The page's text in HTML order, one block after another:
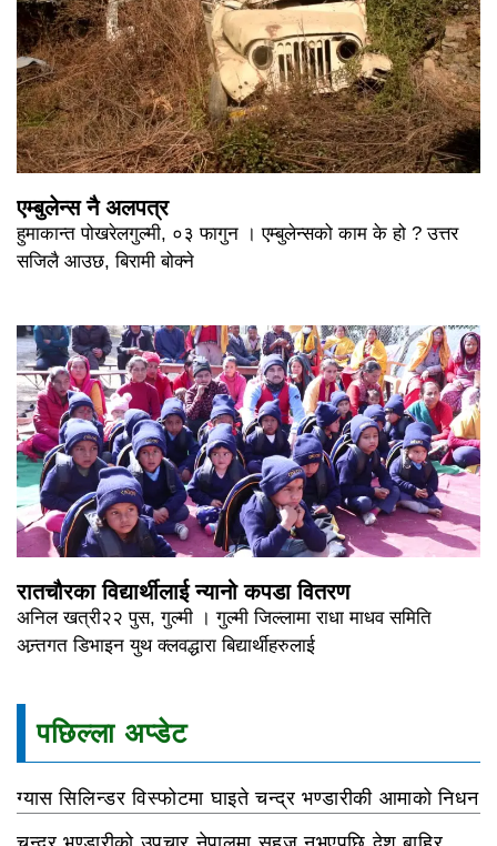
एम्बुलेन्स नै अलपत्र
हुमाकान्त पोखरेलगुल्मी, ०३ फागुन । एम्बुलेन्सको काम के हो ? उत्तर
सजिलै आउछ, बिरामी बोक्ने
रातचौरका विद्यार्थीलाई न्यानो कपडा वितरण
अनिल खत्री२२ पुस, गुल्मी । गुल्मी जिल्लामा राधा माधव समिति
अन्र्तगत डिभाइन युथ क्लवद्धारा बिद्यार्थीहरुलाई
पछिल्ला अप्डेट
ग्यास सिलिन्डर विस्फोटमा घाइते चन्द्र भण्डारीकी आमाको निधन